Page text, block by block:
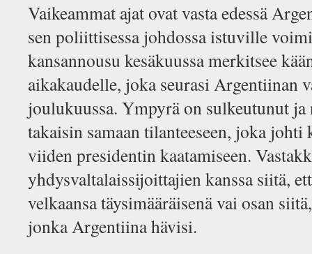
Vaikeammat ajat ovat vasta edessä
sen poliittisessa johdossa istuville
kansannousu kesäkuussa merkitsee
aikakaudelle, joka seurasi Argentiinan
joulukuussa. Ympyrä on sulkeutunut
takaisin samaan tilanteeseen, joka johti
viiden presidentin kaatamiseen.
yhdysvaltalaissijoittajien kanssa siitä,
velkaansa täysimääräisenä vai osan
jonka Argentiina hävisi.